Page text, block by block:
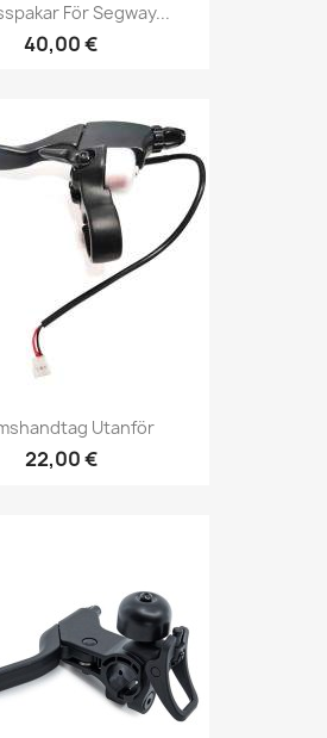
För Segway...
40,00 €
Utanför
22,00 €